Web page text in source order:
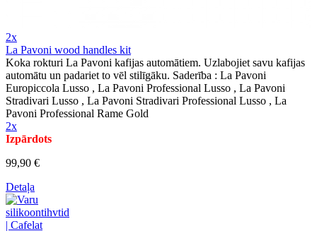
2x
La Pavoni wood handles kit
Koka rokturi La Pavoni kafijas automātiem. Uzlabojiet savu kafijas
automātu un padariet to vēl stilīgāku. Saderība : La Pavoni
Europiccola Lusso , La Pavoni Professional Lusso , La Pavoni
Stradivari Lusso , La Pavoni Stradivari Professional Lusso , La
Pavoni Professional Rame Gold
2x
Izpārdots
99,90 €
Detaļa